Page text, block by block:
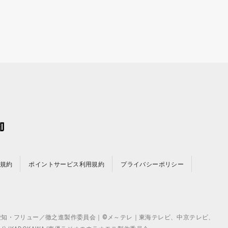
約 ポイントサービス利用規約 プライバシーポリシー
フリュー／徹之進製作委員会｜©メ～テレ｜東海テレビ、中京テレビ、